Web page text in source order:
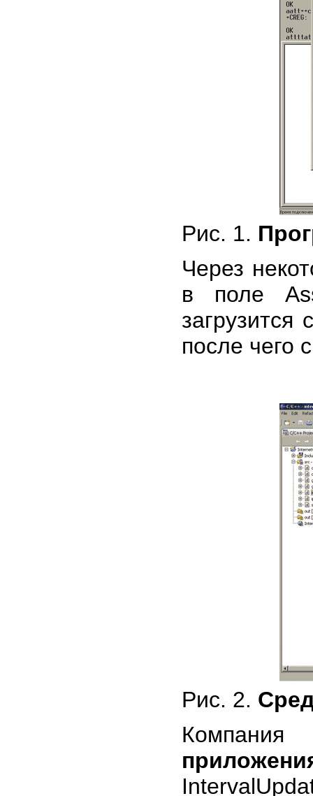
Рис. 1.
Через
в поле
после чего
Рис. 2.